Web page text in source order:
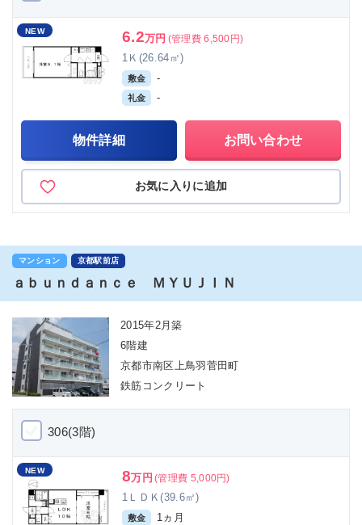
NEW 6.2万円 (管理費 6,500円)
1Ｋ(26.64㎡)
敷金 -
礼金 -
物件詳細 お問い合わせ
お気に入りに追加
マンション 京都駅前店
ａｂｕｎｄａｎｃｅ ＭＹＵＪＩＮ
2015年2月築
6階建
京都市南区上鳥羽菅田町
鉄筋コンクリート
306(3階)
NEW 8万円 (管理費 5,000円)
1ＬＤＫ(39.6㎡)
敷金 1ヵ月